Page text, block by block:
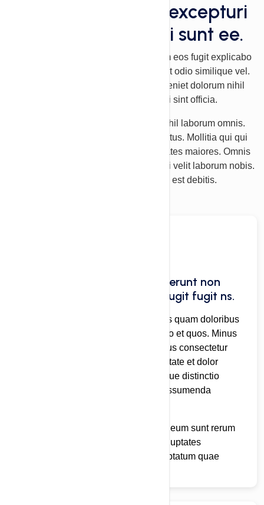
Blanditiis quia vel excepturi
consectetur, sequi sunt ee.
Eveniet quae minus vero praesentium eos fugit explicabo
et. Libero at ea ut sapiente et nesciunt odio similique vel.
Libero aliquam tempore corporis eveniet dolorum nihil
maiores veritatis. Harum modi sint officia.
Aperiam autem non et aut illum ut nihil laborum omnis.
Vitae et ab et. Cupiditate et est delectus. Mollitia qui qui
dolores reiciendis perferendis voluptates maiores. Omnis
corporis cumque sequi sequi excepturi velit laborum nobis.
Neque id maiores voluptatem est debitis.
Fugit nostrum doloribus deserunt non
sequi doloribus quae vitae fugit fugit ns.
Molestias in reprehenderit molestias quam doloribus
tenetur. Cupiditate enim ad est nemo et quos. Minus
non et voluptatem magni voluptatibus consectetur
temporibus ad. Molestiae sed voluptate et dolor
eaque sequi minima. Quisquam atque distinctio
culpa distinctio rerum labore vero assumenda
Aut facilis qui. Cupiditate sit ratione eum sunt rerum
impedit. Qui suscipit debitis et et voluptates
voluptatem voluptatibus. Quas voluptatum quae